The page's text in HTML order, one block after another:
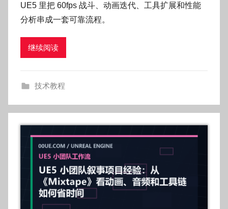
k
g
UE5 里把 60fps 战斗、动画迭代、工具扩展和性能
分析串成一套可靠流程。
继续阅读
技术教程